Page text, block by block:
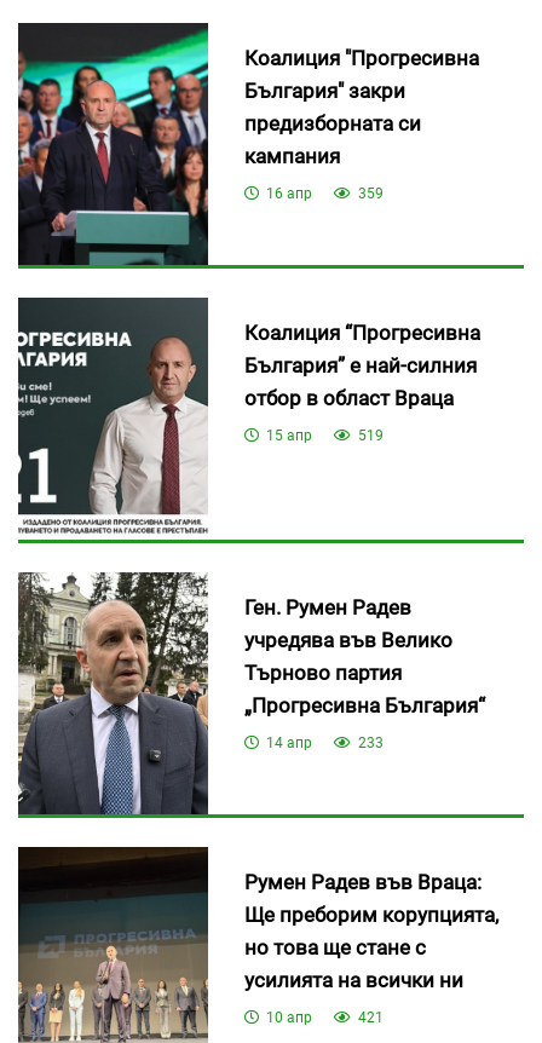
Коалиция "Прогресивна
България" закри
предизборната си
кампания
16 апр 359
Коалиция “Прогресивна
България” е най-силния
отбор в област Враца
15 апр 519
Ген. Румен Радев
учредява във Велико
Търново партия
„Прогресивна България“
14 апр 233
Румен Радев във Враца:
Ще преборим корупцията,
но това ще стане с
усилията на всички ни
10 апр 421